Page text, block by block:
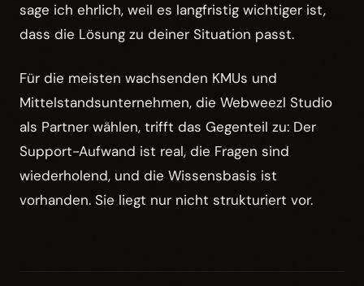
sage ich ehrlich, weil es langfristig wichtiger ist,
dass die Lösung zu deiner Situation passt.
Für die meisten wachsenden KMUs und
Mittelstandsunternehmen, die Webweezl Studio
als Partner wählen, trifft das Gegenteil zu: Der
Support-Aufwand ist real, die Fragen sind
wiederholend, und die Wissensbasis ist
vorhanden. Sie liegt nur nicht strukturiert vor.